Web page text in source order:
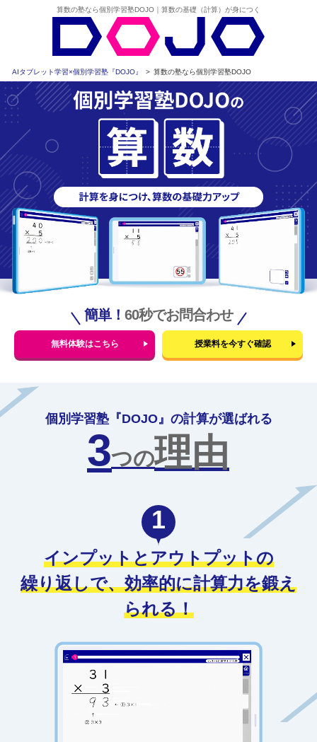
算数の塾なら個別学習塾DOJO｜算数の基礎（計算）が身につく
AIタブレット学習×個別学習塾『DOJO』 > 算数の塾なら個別学習塾DOJO
簡単！ 60秒でお問合わせ
無料体験はこちら 授業料を今すぐ確認
個別学習塾『DOJO』の計算が選ばれる
3つの理由
1
インプットとアウトプットの
繰り返しで、効率的に計算力を鍛え
られる！